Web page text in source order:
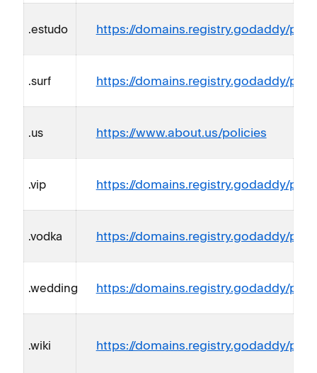
.estudo https://domains.registry.godaddy/
.surf https://domains.registry.godaddy/
.us https://www.about.us/policies
.vip https://domains.registry.godaddy/
.vodka https://domains.registry.godaddy/
.wedding https://domains.registry.godaddy/
.wiki https://domains.registry.godaddy/